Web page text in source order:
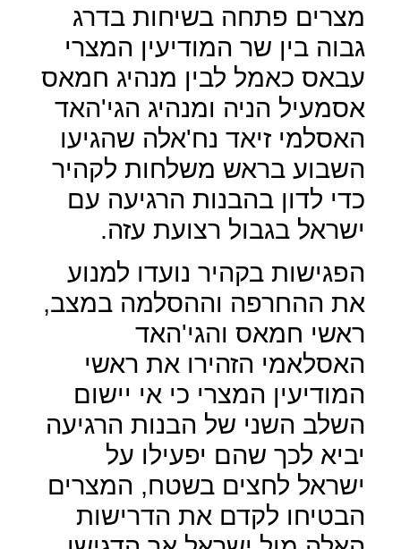
מצרים פתחה בשיחות בדרג
גבוה בין שר המודיעין המצרי
עבאס כאמל לבין מנהיג חמאס
אסמעיל הניה ומנהיג הגי'האד
האסלמי זיאד נח'אלה שהגיעו
השבוע בראש משלחות לקהיר
כדי לדון בהבנות הרגיעה עם
ישראל בגבול רצועת עזה.
הפגישות בקהיר נועדו למנוע
את ההחרפה וההסלמה במצב,
ראשי חמאס והגי'האד
האסלאמי הזהירו את ראשי
המודיעין המצרי כי אי יישום
השלב השני של הבנות הרגיעה
יביא לכך שהם יפעילו על
ישראל לחצים בשטח, המצרים
הבטיחו לקדם את הדרישות